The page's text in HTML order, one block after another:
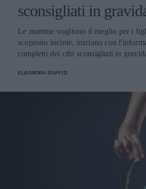
sconsigliati in
Le mamme vogliono il meglio per i
scoprono incinte, iniziano con
completo dei cibi sconsigliati in
ELEONORA D'UFFIZI